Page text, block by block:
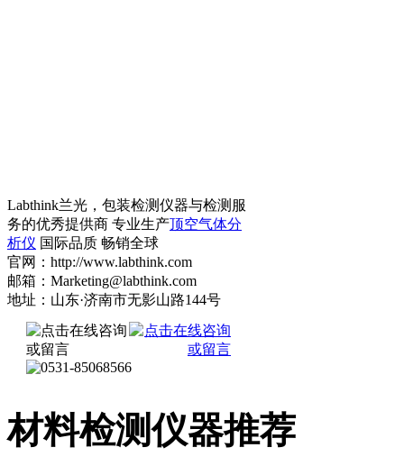
Labthink兰光，包装检测仪器与检测服
务的优秀提供商 专业生产顶空气体分
析仪 国际品质 畅销全球
官网：http://www.labthink.com
邮箱：Marketing@labthink.com
地址：山东·济南市无影山路144号
材料检测仪器推荐